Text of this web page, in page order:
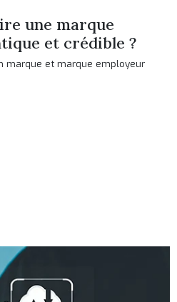
une marque
et crédible ?
marque et marque employeur